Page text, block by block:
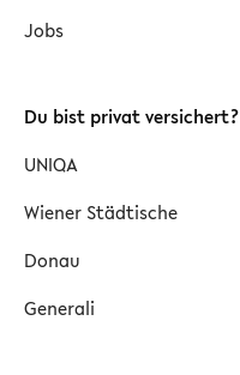
Jobs
Du bist privat versichert?
UNIQA
Wiener Städtische
Donau
Generali